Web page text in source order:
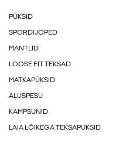
PÜKSID
SPORDIJOPED
MANTLID
LOOSE FIT TEKSAD
MATKAPÜKSID
ALUSPESU
KAMPSUNID
LAIA LÕIKEGA TEKSAPÜKSID